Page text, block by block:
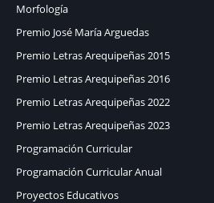
Morfología
Premio José María Arguedas
Premio Letras Arequipeñas 2015
Premio Letras Arequipeñas 2016
Premio Letras Arequipeñas 2022
Premio Letras Arequipeñas 2023
Programación Curricular
Programación Curricular Anual
Proyectos Educativos